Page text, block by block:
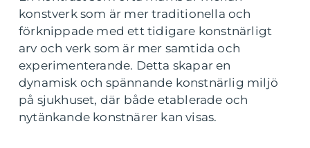
konstverk som är mer traditionella och
förknippade med ett tidigare konstnärligt
arv och verk som är mer samtida och
experimenterande. Detta skapar en
dynamisk och spännande konstnärlig miljö
på sjukhuset, där både etablerade och
nytänkande konstnärer kan visas.